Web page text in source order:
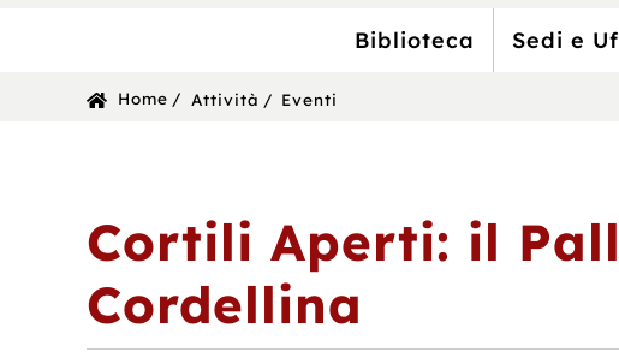
BIBLIOTECA
Biblioteca Sedi e
Sei Home Attività Eventi
Cortili Aperti: il
Cordellina